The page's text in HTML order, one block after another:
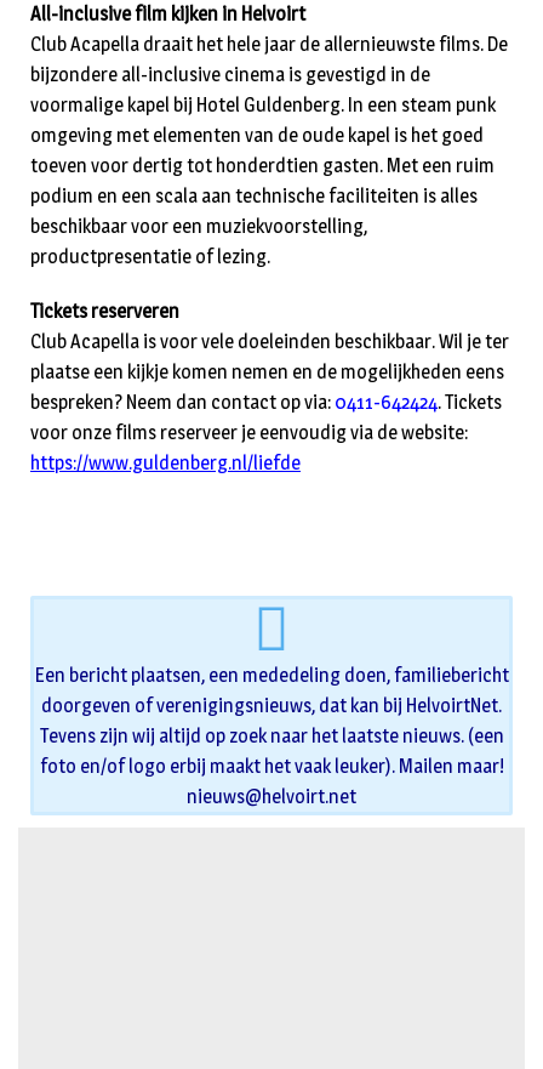
All-inclusive film kijken in Helvoirt
Club Acapella draait het hele jaar de allernieuwste films. De
bijzondere all-inclusive cinema is gevestigd in de
voormalige kapel bij Hotel Guldenberg. In een steam punk
omgeving met elementen van de oude kapel is het goed
toeven voor dertig tot honderdtien gasten. Met een ruim
podium en een scala aan technische faciliteiten is alles
beschikbaar voor een muziekvoorstelling,
productpresentatie of lezing.
Tickets reserveren
Club Acapella is voor vele doeleinden beschikbaar. Wil je ter
plaatse een kijkje komen nemen en de mogelijkheden eens
bespreken? Neem dan contact op via: 0411-642424. Tickets
voor onze films reserveer je eenvoudig via de website:
https://www.guldenberg.nl/liefde
Een bericht plaatsen, een mededeling doen, familiebericht
doorgeven of verenigingsnieuws, dat kan bij HelvoirtNet.
Tevens zijn wij altijd op zoek naar het laatste nieuws. (een
foto en/of logo erbij maakt het vaak leuker). Mailen maar!
nieuws@helvoirt.net